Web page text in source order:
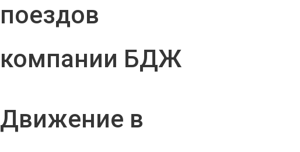
поездов
компании БДЖ
Движение в